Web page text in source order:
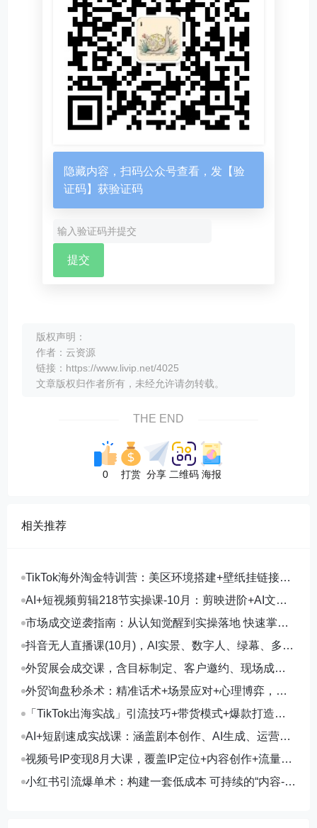
隐藏内容，扫码公众号查看，发【验
证码】获验证码
版权声明：
作者：云资源
链接：https://www.livip.net/4025
文章版权归作者所有，未经允许请勿转载。
THE END
0 打赏 分享 二维码 海报
相关推荐
TikTok海外淘金特训营：美区环境搭建+壁纸挂链接
+剪映数字人，月入1.5万
AI+短视频剪辑218节实操课-10月：剪映进阶+AI文案
生成+账号运营，月入2万
市场成交逆袭指南：从认知觉醒到实操落地 快速掌握
市场开拓与成交核心能力
抖音无人直播课(10月)，AI实景、数字人、绿幕、多种
玩法、24小时自动盈利
外贸展会成交课，含目标制定、客户邀约、现场成
交，系统化SOP提升参展ROI
外贸询盘秒杀术：精准话术+场景应对+心理博弈，单
月询盘转化率提升200%
「TikTok出海实战」引流技巧+带货模式+爆款打造，
单月变现10万+秘籍
AI+短剧速成实战课：涵盖剧本创作、AI生成、运营变
现，单部剧收益破万
视频号IP变现8月大课，覆盖IP定位+内容创作+流量获
取+合规运营+商业转化
小红书引流爆单术：构建一套低成本 可持续的“内容-引